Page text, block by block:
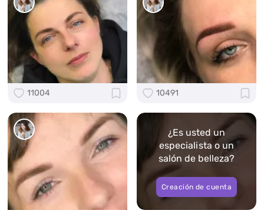
11004 10491
¿Es usted un
especialista o un
salón de belleza?
Creación de cuenta